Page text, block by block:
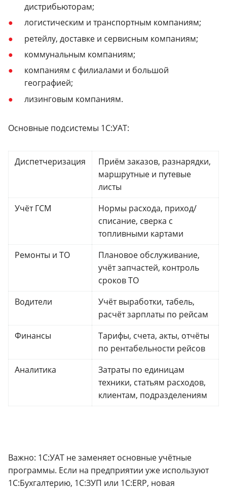
дистрибьюторам;
логистическим и транспортным компаниям;
ретейлу, доставке и сервисным компаниям;
коммунальным компаниям;
компаниям с филиалами и большой
географией;
лизинговым компаниям.
Основные подсистемы 1С:УАТ:
Диспетчеризация
Приём заказов, разнарядки,
маршрутные и путевые
листы
Учёт ГСМ
Нормы расхода, приход/
списание, сверка с
топливными картами
Ремонты и ТО
Плановое обслуживание,
учёт запчастей, контроль
сроков ТО
Водители
Учёт выработки, табель,
расчёт зарплаты по рейсам
Финансы
Тарифы, счета, акты, отчёты
по рентабельности рейсов
Аналитика
Затраты по единицам
техники, статьям расходов,
клиентам, подразделениям
Важно: 1С:УАТ не заменяет основные учётные
программы. Если на предприятии уже используют
1С:Бухгалтерию, 1С:ЗУП или 1С:ERP, новая